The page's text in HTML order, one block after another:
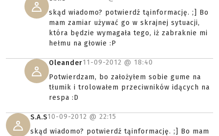
skąd wiadomo? potwierdź tąinformację. ;] Bo
mam zamiar używać go w skrajnej sytuacji,
która będzie wymagała tego, iż zabraknie mi
hełmu na głowie :P
Oleander11-09-2012 @ 18:40
Potwierdzam, bo założyłem sobie gume na
tłumik i trolowałem przeciwników idących na
respa :D
S.A.S10-09-2012 @ 22:15
skąd wiadomo? potwierdź tąinformację. ;] Bo mam